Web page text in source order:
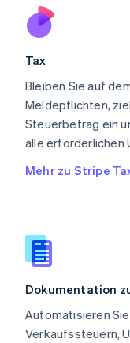
Tax
Bleiben Sie auf
Meldepflichten,
Steuerbetrag ein
alle erforderlichen
Mehr zu Stripe
Dokumentation
Automatisieren
Verkaufssteuern,
Portugal
Português
Schweden
Schweiz
DeutschFrançais
Singapur
Slowakei
China
Spanien
EspañolEnglish
Thailand